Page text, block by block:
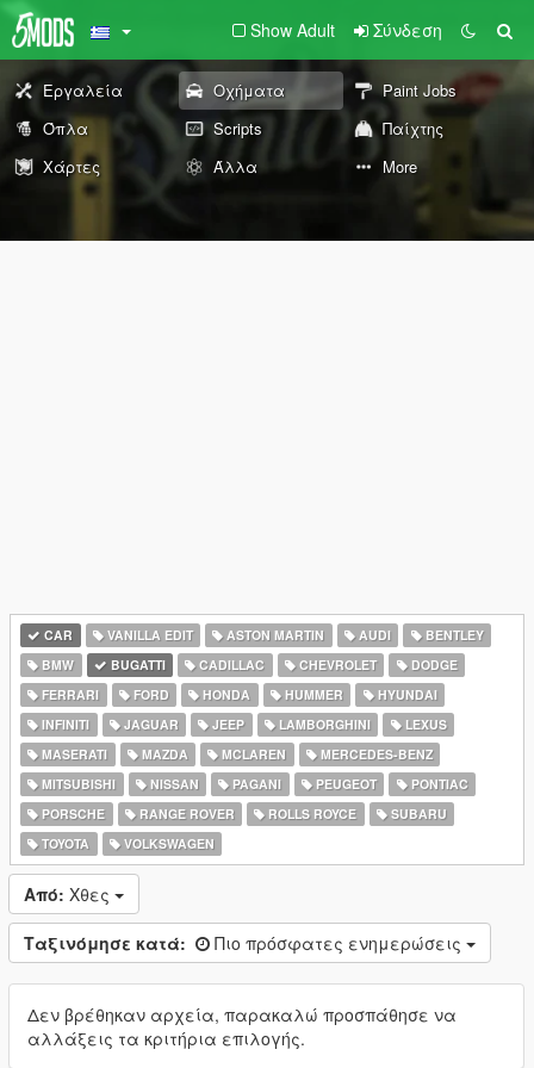
Show Adult Σύνδεση
Εργαλεία Οχήματα
Paint Jobs
Όπλα
Scripts
Παίχτης
Χάρτες
Άλλα More
CAR VANILLA EDIT ASTON MARTIN AUDI
BENTLEY
BMW
BUGATTI CADILLAC CHEVROLET
DODGE
FERRARI
FORD HONDA HUMMER
HYUNDAI
INFINITI
JAGUAR JEEP LAMBORGHINI
LEXUS
MASERATI
MAZDA MCLAREN
MERCEDES-BENZ
MITSUBISHI
NISSAN PAGANI PEUGEOT
PONTIAC
PORSCHE
RANGE ROVER ROLLS ROYCE
SUBARU
TOYOTA
VOLKSWAGEN
Από: Χθες
Ταξινόμησε κατά: Πιο πρόσφατες ενημερώσεις
Δεν βρέθηκαν αρχεία, παρακαλώ προσπάθησε να
αλλάξεις τα κριτήρια επιλογής.